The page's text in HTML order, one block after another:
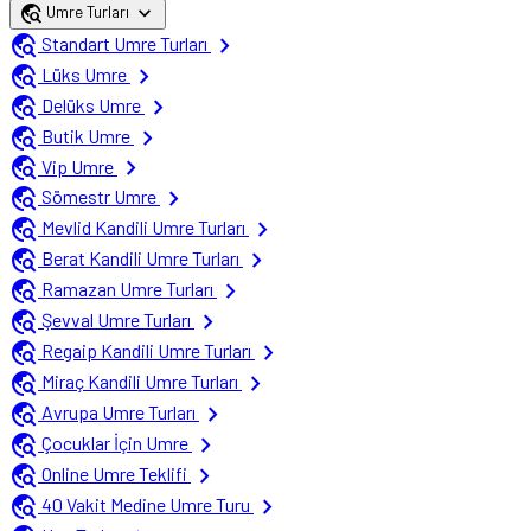
travel_explore Umre Turları expand_more
travel_explore Standart Umre Turları
chevron_right
travel_explore Lüks Umre chevron_right
travel_explore Delüks Umre chevron_right
travel_explore Butik Umre chevron_right
travel_explore Vip Umre chevron_right
travel_explore Sömestr Umre chevron_right
travel_explore Mevlid Kandili Umre Turları
chevron_right
travel_explore Berat Kandili Umre Turları
chevron_right
travel_explore Ramazan Umre Turları
chevron_right
travel_explore Şevval Umre Turları
chevron_right
travel_explore Regaip Kandili Umre Turları
chevron_right
travel_explore Miraç Kandili Umre Turları
chevron_right
travel_explore Avrupa Umre Turları
chevron_right
travel_explore Çocuklar İçin Umre chevron_right
travel_explore Online Umre Teklifi
chevron_right
travel_explore 40 Vakit Medine Umre Turu
chevron_right